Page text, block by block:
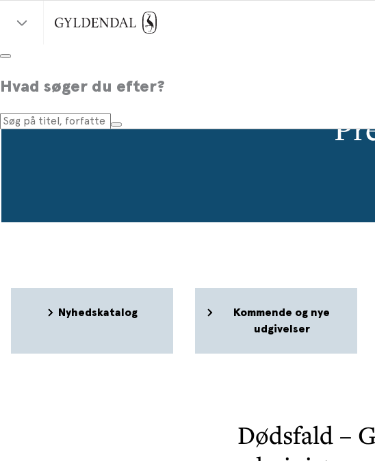
Hvad søger du efter?
Nyhedskatalog
Kommende og nye
udgivelser
Dødsfald –